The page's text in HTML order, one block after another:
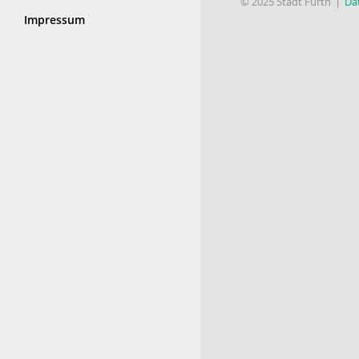
Impressum